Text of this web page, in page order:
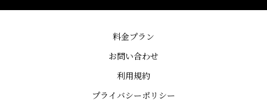
料金プラン
お問い合わせ
利用規約
プライバシーポリシー